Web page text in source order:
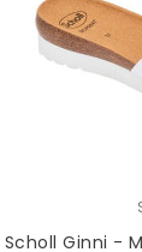
Scholl Ginni -